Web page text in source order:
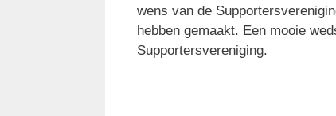
wens van de
hebben gemaakt. Een mooie
Supportersvereniging.